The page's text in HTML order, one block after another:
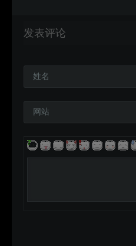
发表评论
姓名
网站